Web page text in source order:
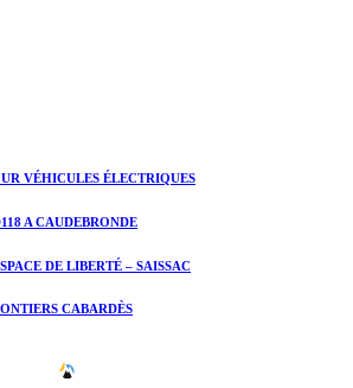
VÉHICULES ÉLECTRIQUES
A CAUDEBRONDE
DE LIBERTÉ – SAISSAC
CABARDÈS